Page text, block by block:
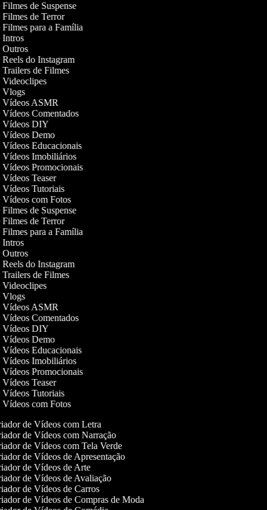
Filmes de Suspense
Filmes de Terror
Filmes para a Família
Intros
Outros
Reels do Instagram
Trailers de Filmes
Videoclipes
Vlogs
Vídeos ASMR
Vídeos Comentados
Vídeos DIY
Vídeos Demo
Vídeos Educacionais
Vídeos Imobiliários
Vídeos Promocionais
Vídeos Teaser
Vídeos Tutoriais
Vídeos com Fotos
Filmes de Suspense
Filmes de Terror
Filmes para a Família
Intros
Outros
Reels do Instagram
Trailers de Filmes
Videoclipes
Vlogs
Vídeos ASMR
Vídeos Comentados
Vídeos DIY
Vídeos Demo
Vídeos Educacionais
Vídeos Imobiliários
Vídeos Promocionais
Vídeos Teaser
Vídeos Tutoriais
Vídeos com Fotos
de Vídeos com Letra
de Vídeos com Narração
de Vídeos com Tela Verde
de Vídeos de Apresentação
de Vídeos de Arte
de Vídeos de Avaliação
de Vídeos de Carros
de Vídeos de Compras de Moda